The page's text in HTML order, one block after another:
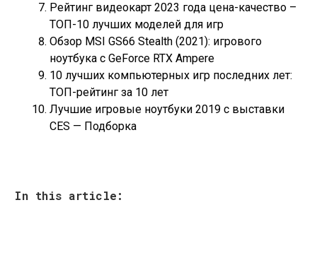
Рейтинг видеокарт 2023 года цена-качество –
ТОП-10 лучших моделей для игр
Обзор MSI GS66 Stealth (2021): игрового
ноутбука с GeForce RTX Ampere
10 лучших компьютерных игр последних лет:
ТОП-рейтинг за 10 лет
Лучшие игровые ноутбуки 2019 с выставки
CES — Подборка
In this article: